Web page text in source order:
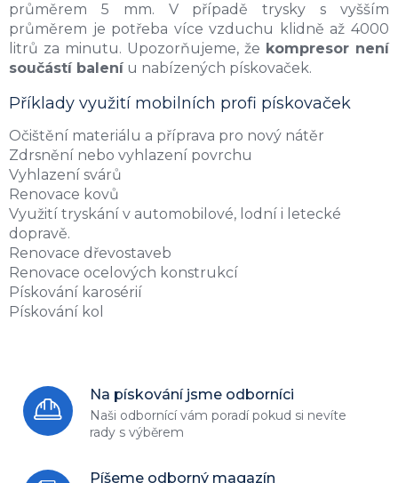
průměrem 5 mm. V případě trysky s vyšším
průměrem je potřeba více vzduchu klidně až 4000
litrů za minutu. Upozorňujeme, že kompresor není
součástí baleníu nabízených pískovaček.
Příklady využití mobilních profi pískovaček
Očištění materiálu a příprava pro nový nátěr
Zdrsnění nebo vyhlazení povrchu
Vyhlazení svárů
Renovace kovů
Využití tryskání v automobilové, lodní i letecké
dopravě.
Renovace dřevostaveb
Renovace ocelových konstrukcí
Pískování karosérií
Pískování kol
Na pískování jsme odborníci
Naši odbornící vám poradí pokud si nevíte
rady s výběrem
Píšeme odborný magazín